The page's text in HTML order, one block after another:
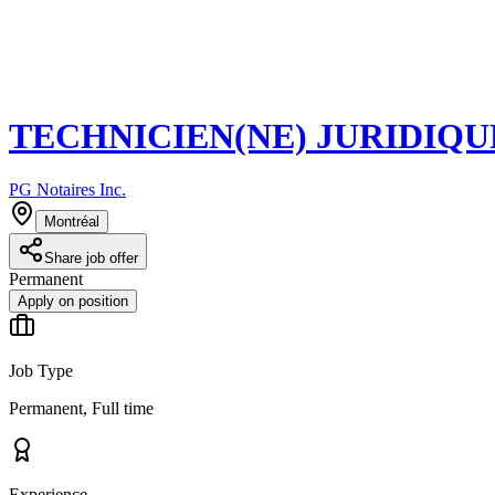
TECHNICIEN(NE)
PG Notaires Inc.
Montréal
Share job offer
Permanent
Apply on position
Job Type
Permanent, Full time